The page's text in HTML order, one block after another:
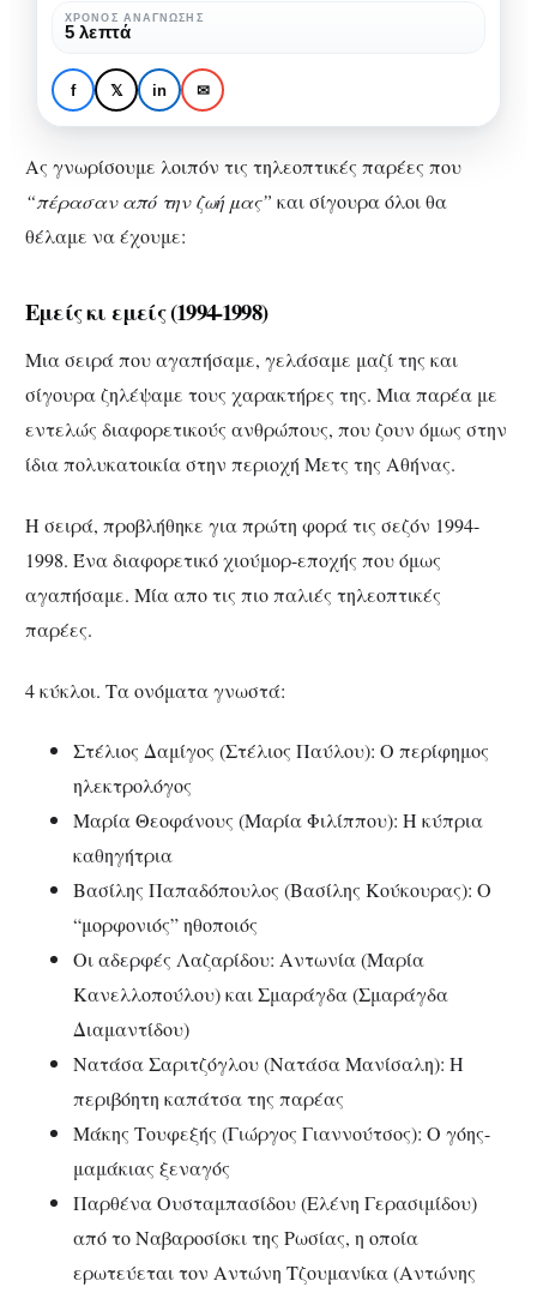
5 τηλεοπτικές παρέες με
τις οποίες μεγαλώσαμε
οποίες
μεγαλώσαμε
ΧΡΌΝΟΣ ΑΝΆΓΝΩΣΗΣ
5 λεπτά
f 𝕏 in ✉
Ας γνωρίσουμε λοιπόν τις τηλεοπτικές παρέες που
“πέρασαν από την ζωή μας” και σίγουρα όλοι θα
θέλαμε να έχουμε:
Εμείς κι εμείς (1994-1998)
Μια σειρά που αγαπήσαμε, γελάσαμε μαζί της και
σίγουρα ζηλέψαμε τους χαρακτήρες της. Μια παρέα με
εντελώς διαφορετικούς ανθρώπους, που ζουν όμως στην
ίδια πολυκατοικία στην περιοχή Μετς της Αθήνας.
Η σειρά, προβλήθηκε για πρώτη φορά τις σεζόν 1994-
1998. Ένα διαφορετικό χιούμορ-εποχής που όμως
αγαπήσαμε. Μία απο τις πιο παλιές τηλεοπτικές
παρέες.
4 κύκλοι. Τα ονόματα γνωστά:
Στέλιος Δαμίγος (Στέλιος Παύλου): Ο περίφημος
ηλεκτρολόγος
Μαρία Θεοφάνους (Μαρία Φιλίππου): Η κύπρια
καθηγήτρια
Βασίλης Παπαδόπουλος (Βασίλης Κούκουρας): Ο
“μορφονιός” ηθοποιός
Οι αδερφές Λαζαρίδου: Αντωνία (Μαρία
Κανελλοπούλου) και Σμαράγδα (Σμαράγδα
Διαμαντίδου)
Νατάσα Σαριτζόγλου (Νατάσα Μανίσαλη): Η
περιβόητη καπάτσα της παρέας
Μάκης Τουφεξής (Γιώργος Γιαννούτσος): Ο γόης-
μαμάκιας ξεναγός
Παρθένα Ουσταμπασίδου (Ελένη Γερασιμίδου)
από το Ναβαροσίσκι της Ρωσίας, η οποία
ερωτεύεται τον Αντώνη Τζουμανίκα (Αντώνης